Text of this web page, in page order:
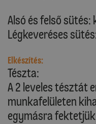
Alsó és felső sütés:
Légkeveréses
Elkészítés:
Tészta:
A 2 leveles tésztát
munkafelületen
egymásra